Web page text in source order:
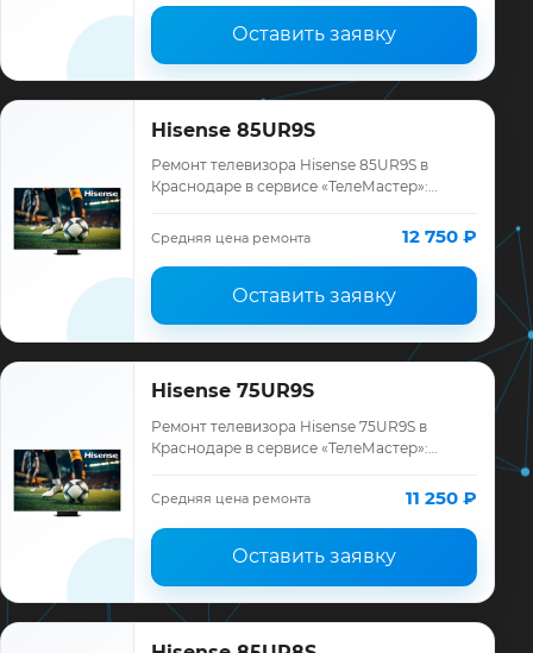
Оставить заявку
Hisense 85UR9S
Ремонт телевизора Hisense 85UR9S в
Краснодаре в сервисе «ТелеМастер»:
ремонта, запчасти и гарантия до 12
месяцев.
Средняя цена ремонта 12 750 ₽
Оставить заявку
Hisense 75UR9S
Ремонт телевизора Hisense 75UR9S в
Краснодаре в сервисе «ТелеМастер»:
ремонта, запчасти и гарантия до 12
месяцев.
Средняя цена ремонта 11 250 ₽
Оставить заявку